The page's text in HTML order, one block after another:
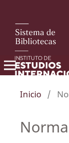
Inicio /